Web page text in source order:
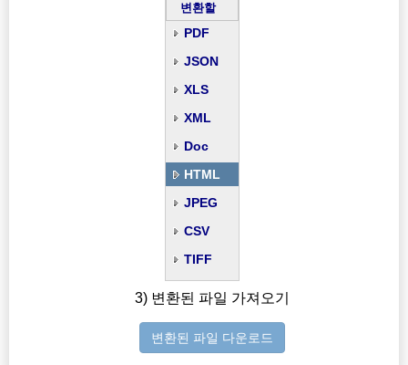
변환할
PDF
JSON
XLS
XML
Doc
HTML
JPEG
CSV
TIFF
3) 변환된 파일 가져오기
변환된 파일 다운로드